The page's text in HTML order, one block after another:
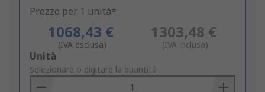
Prezzo per 1 unità*
1068,43 €
(IVA esclusa)
1303,48 €
(IVA inclusa)
Add
to
Basket
Unità
Selezionare o digitare la quantità